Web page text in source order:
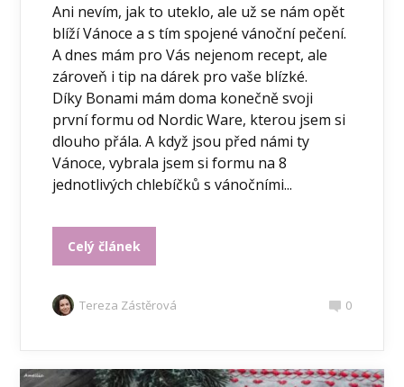
Ani nevím, jak to uteklo, ale už se nám opět
blíží Vánoce a s tím spojené vánoční pečení.
A dnes mám pro Vás nejenom recept, ale
zároveň i tip na dárek pro vaše blízké.
Díky Bonami mám doma konečně svoji
první formu od Nordic Ware, kterou jsem si
dlouho přála. A když jsou před námi ty
Vánoce, vybrala jsem si formu na 8
jednotlivých chlebíčků s vánočními...
Celý článek
Tereza Zástěrová 0